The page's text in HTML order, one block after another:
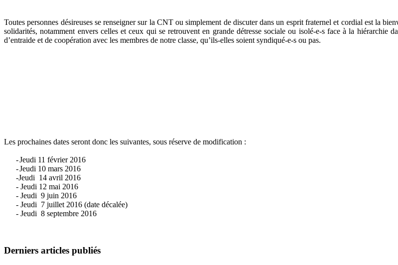
Toutes personnes désireuses se renseigner sur la CNT ou simplement de discuter dans un esprit fraternel et cordial est la
solidarités, notamment envers celles et ceux qui se retrouvent en grande détresse sociale ou isolé-e-s face à la
d’entraide et de coopération avec les membres de notre classe, qu’ils-elles soient syndiqué-e-s ou pas.
Les prochaines dates seront donc les suivantes, sous réserve de modification :
-Jeudi 11 février 2016
-Jeudi 10 mars 2016
-Jeudi 14 avril 2016
- Jeudi 12 mai 2016
- Jeudi 9 juin 2016
- Jeudi 7 juillet 2016 (date décalée)
- Jeudi 8 septembre 2016
Derniers articles publiés